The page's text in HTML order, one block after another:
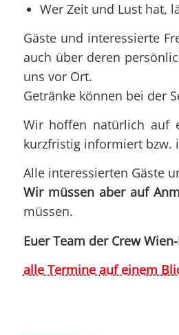
Wer Zeit und Lust hat,
Gäste und interessierte
auch über deren
uns vor Ort.
Getränke können bei der
Wir hoffen natürlich auf
kurzfristig informiert bzw.
Alle interessierten Gäste
Wir müssen aber auf
müssen.
Euer Team der Crew
alle Termine auf einem